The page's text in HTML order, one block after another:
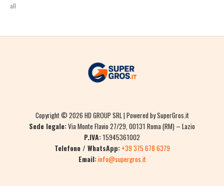
all
Copyright © 2026 HD GROUP SRL | Powered by SuperGros.it
Sede legale:Via Monte Flavio 27/29, 00131 Roma (RM) – Lazio
P.IVA:15945361002
Telefono / WhatsApp: +39 375 678 6379
Email:info@supergros.it